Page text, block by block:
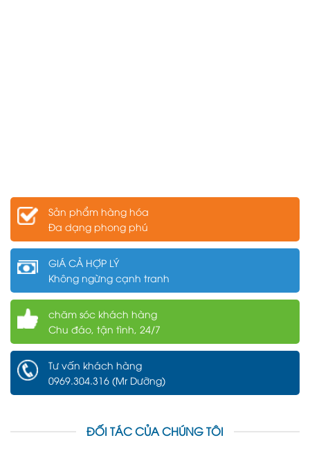
Sản phẩm hàng hóa
Đa dạng phong phú
GIÁ CẢ HỢP LÝ
Không ngừng cạnh tranh
chăm sóc khách hàng
Chu đáo, tận tình, 24/7
Tư vấn khách hàng
0969.304.316 (Mr Dưỡng)
ĐỐI TÁC CỦA CHÚNG TÔI